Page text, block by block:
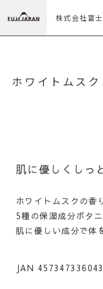
株式会社富士
ホワイトムス
肌に優しくしっ
ホワイトムスクの香
5種の保湿成分ボタ
肌に優しい成分で体
JAN